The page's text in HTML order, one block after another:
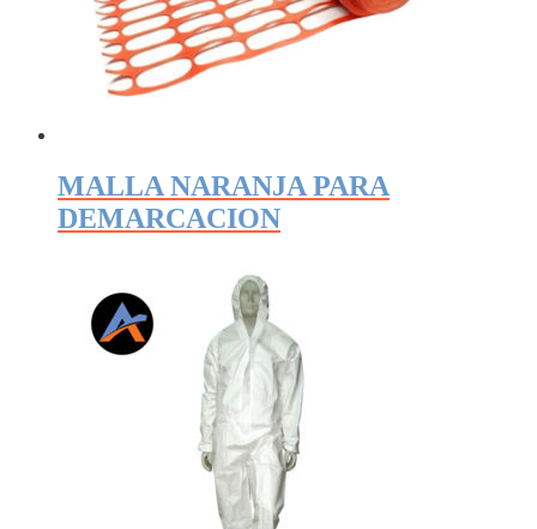
MALLA NARANJA PARA
DEMARCACION